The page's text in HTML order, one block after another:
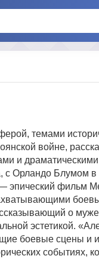
темами
войне,
и
Орландо Блумом
фильм
о
эстетикой.
боевые сцены и
событиях,